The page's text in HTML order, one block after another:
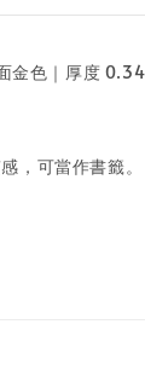
金色｜厚度
，可當作書籤。